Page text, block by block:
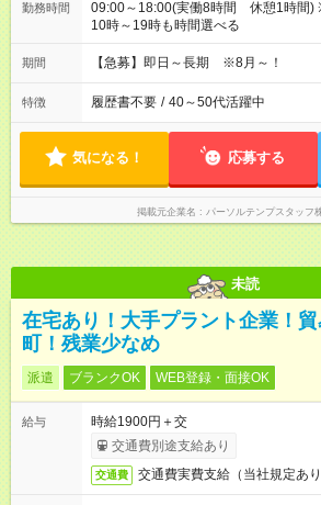
勤務時間
09:00～18:00(実働8時間 休憩1時間)
10時～19時も時間選べる
期間 【急募】即日～長期 ※8月～！
特徴 履歴書不要 / 40～50代活躍中
気になる！ 応募する
掲載元企業名 パーソルテンプスタッフ
未読
在宅あり！大手プラント企業！
町！残業少なめ
派遣 ブランクOK WEB登録・面接OK
給与
時給1900円＋交
交通費別途支給あり
交通費 交通費実費支給（当社規定あり